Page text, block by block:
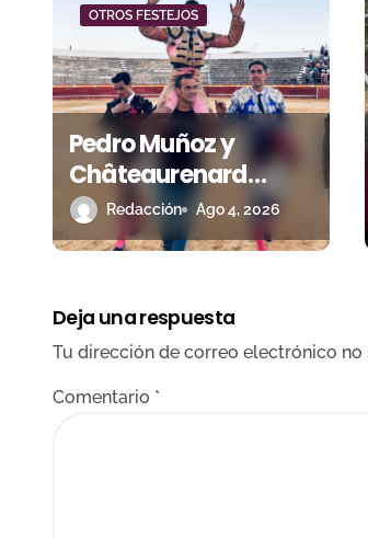
n
d
e
e
n
r
a
OTROS FESTEJOS
Pedro Muñoz y
Châteaurenard
destacan con los
triunfos de Miguel
Redacción Ago 4, 2026
Deja una respuesta
Tu dirección de correo electrónico no
Comentario *